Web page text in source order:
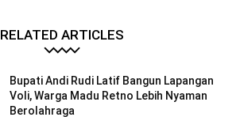
RELATED ARTICLES
Bupati Andi Rudi Latif Bangun Lapangan
Voli, Warga Madu Retno Lebih Nyaman
Berolahraga